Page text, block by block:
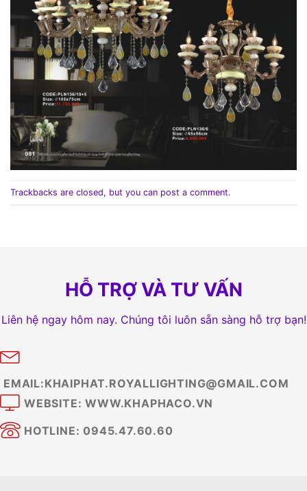
Trackbacks are closed, but you can post a comment.
HỖ TRỢ VÀ TƯ VẤN
Liên hệ ngay hôm nay. Chúng tôi luôn sẵn sàng hỗ trợ bạn!
EMAIL:KHAIPHAT.ROYALLIGHTING@GMAIL.COM
WEBSITE: WWW.KHAPHACO.VN
HOTLINE: 0945.47.60.60